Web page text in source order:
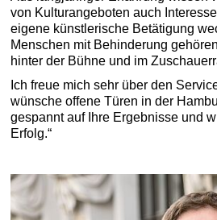
von Kulturangeboten auch
eigene künstlerische Betätigung
Menschen mit Behinderung
hinter der Bühne und im
Ich freue mich sehr über den
wünsche offene Türen in der
gespannt auf Ihre Ergebnisse und
Erfolg.“